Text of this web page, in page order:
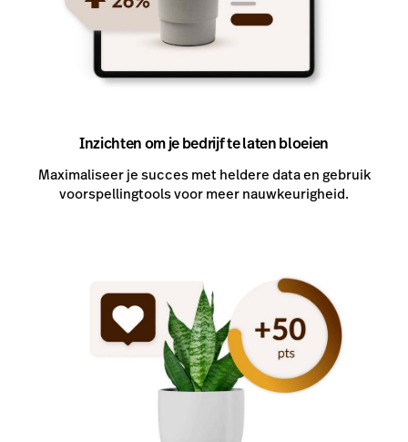
Inzichten om je bedrijf te laten bloeien
Maximaliseer je succes met heldere data en gebruik
voorspellingtools voor meer nauwkeurigheid.